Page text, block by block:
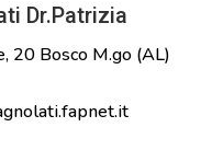
Dr.Patrizia
20 Bosco M.go (AL)